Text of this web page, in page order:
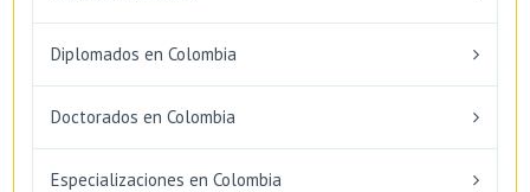
Diplomados en Colombia
Doctorados en Colombia
Especializaciones en Colombia